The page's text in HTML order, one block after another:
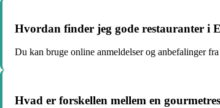
Hvordan finder jeg gode restauranter i
Du kan bruge online anmeldelser og anbefalinger
Hvad er forskellen mellem en